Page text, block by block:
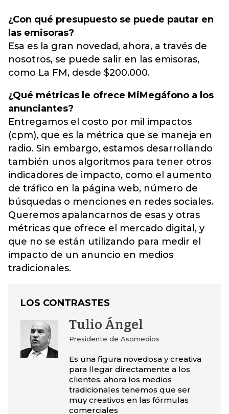
¿Con qué presupuesto se puede pautar en
las emisoras?
Esa es la gran novedad, ahora, a través de
nosotros, se puede salir en las emisoras,
como La FM, desde $200.000.
¿Qué métricas le ofrece MiMegáfono a los
anunciantes?
Entregamos el costo por mil impactos
(cpm), que es la métrica que se maneja en
radio. Sin embargo, estamos desarrollando
también unos algoritmos para tener otros
indicadores de impacto, como el aumento
de tráfico en la página web, número de
búsquedas o menciones en redes sociales.
Queremos apalancarnos de esas y otras
métricas que ofrece el mercado digital, y
que no se están utilizando para medir el
impacto de un anuncio en medios
tradicionales.
LOS CONTRASTES
Tulio Ángel
Presidente de Asomedios
Es una figura novedosa y creativa
para llegar directamente a los
clientes, ahora los medios
tradicionales tenemos que ser
muy creativos en las fórmulas
comerciales